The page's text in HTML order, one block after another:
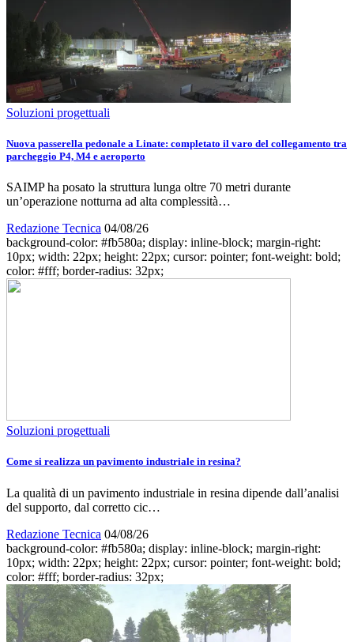
Soluzioni progettuali
Nuova passerella pedonale a Linate: completato il varo del collegamento tra
parcheggio P4, M4 e aeroporto
SAIMP ha posato la struttura lunga oltre 70 metri durante
un’operazione notturna ad alta complessità…
Redazione Tecnica 04/08/26
background-color: #fb580a; display: inline-block; margin-right:
10px; width: 22px; height: 22px; cursor: pointer; font-weight: bold;
color: #fff; border-radius: 32px;
Soluzioni progettuali
Come si realizza un pavimento industriale in resina?
La qualità di un pavimento industriale in resina dipende dall’analisi
del supporto, dal corretto cic…
Redazione Tecnica 04/08/26
background-color: #fb580a; display: inline-block; margin-right:
10px; width: 22px; height: 22px; cursor: pointer; font-weight: bold;
color: #fff; border-radius: 32px;